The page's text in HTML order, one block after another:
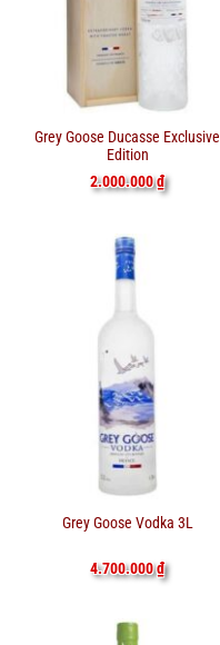
Grey Goose Ducasse Exclusive
Edition
2.000.000₫
Grey Goose Vodka 3L
4.700.000₫